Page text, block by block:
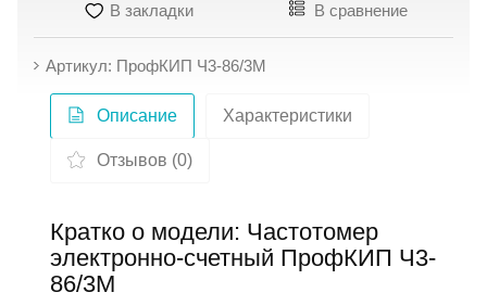
В закладки В сравнение
Артикул: ПрофКИП Ч3-86/3М
Описание Характеристики
Отзывов (0)
Кратко о модели: Частотомер
электронно-счетный ПрофКИП Ч3-
86/3М